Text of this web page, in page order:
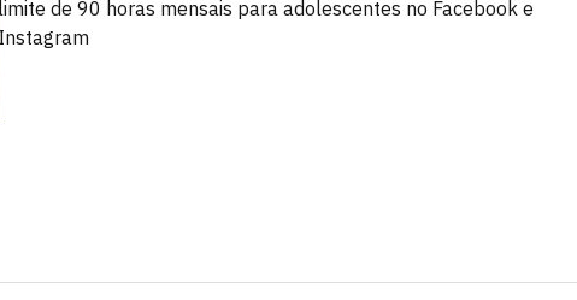
limite de 90 horas mensais para adolescentes no Facebook e
Instagram